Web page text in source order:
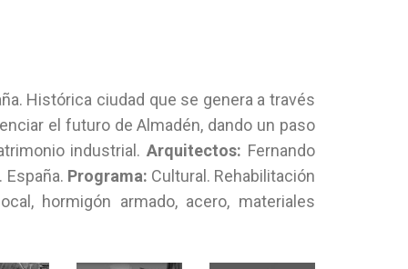
Histórica ciudad que se genera a través
el futuro de Almadén, dando un paso
industrial.Arquitectos: Fernando
España. Programa: Cultural. Rehabilitación
hormigón armado, acero, materiales